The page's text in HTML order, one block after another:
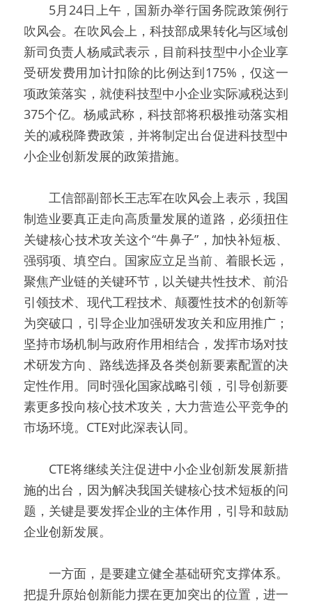
5月24日上午，国新办举行国务院政策例行
吹风会。在吹风会上，科技部成果转化与区域创
新司负责人杨咸武表示，目前科技型中小企业享
受研发费用加计扣除的比例达到175%，仅这一
项政策落实，就使科技型中小企业实际减税达到
375个亿。杨咸武称，科技部将积极推动落实相
关的减税降费政策，并将制定出台促进科技型中
小企业创新发展的政策措施。
工信部副部长王志军在吹风会上表示，我国
制造业要真正走向高质量发展的道路，必须扭住
关键核心技术攻关这个“牛鼻子”，加快补短板、
强弱项、填空白。国家应立足当前、着眼长远，
聚焦产业链的关键环节，以关键共性技术、前沿
引领技术、现代工程技术、颠覆性技术的创新等
为突破口，引导企业加强研发攻关和应用推广；
坚持市场机制与政府作用相结合，发挥市场对技
术研发方向、路线选择及各类创新要素配置的决
定性作用。同时强化国家战略引领，引导创新要
素更多投向核心技术攻关，大力营造公平竞争的
市场环境。CTE对此深表认同。
CTE将继续关注促进中小企业创新发展新措
施的出台，因为解决我国关键核心技术短板的问
题，关键是要发挥企业的主体作用，引导和鼓励
企业创新发展。
一方面，是要建立健全基础研究支撑体系。
把提升原始创新能力摆在更加突出的位置，进一